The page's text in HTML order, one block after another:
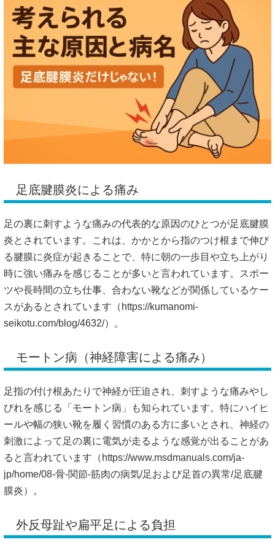
足底腱膜炎による痛み
足の裏に刺すような痛みの代表的な原因のひとつが足底腱膜
炎とされています。これは、かかとから指のつけ根まで伸び
る腱膜に炎症が起きることで、特に朝の一歩目や立ち上がり
時に強い痛みを感じることが多いと言われています。スポー
ツや長時間の立ち仕事、合わない靴などが関係しているケー
スがあるとされています（ https://kumanomi-
seikotu.com/blog/4632/）。
モートン病（神経障害による痛み）
足指の付け根あたりで神経が圧迫され、刺すような痛みやし
びれを感じる「モートン病」も知られています。特にハイヒ
ールや幅の狭い靴を履く習慣のある方に多いとされ、神経の
刺激によって足の裏に電気が走るような感覚が出ることがあ
ると言われています（ https://www.msdmanuals.com/ja-
jp/home/08-骨-関節-筋肉の病気/足および足首の異常/足底腱
膜炎）。
外反母趾や扁平足による負担